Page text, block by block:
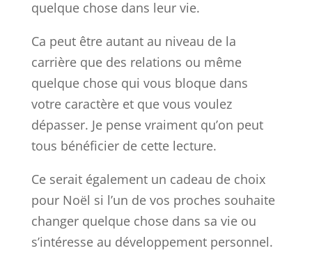
quelque chose dans leur vie.
Ca peut être autant au niveau de la
carrière que des relations ou même
quelque chose qui vous bloque dans
votre caractère et que vous voulez
dépasser. Je pense vraiment qu’on peut
tous bénéficier de cette lecture.
Ce serait également un cadeau de choix
pour Noël si l’un de vos proches souhaite
changer quelque chose dans sa vie ou
s’intéresse au développement personnel.